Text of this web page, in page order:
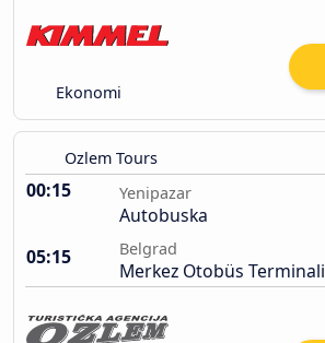
Ekonomi
Ozlem Tours
00:15 Yenipazar
Autobuska
05:15
Belgrad
Merkez Otobüs Terminali